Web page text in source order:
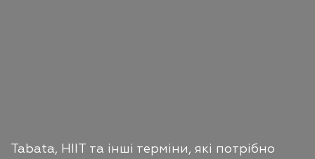
Tabata, HIIT та інші терміни, які потрібно